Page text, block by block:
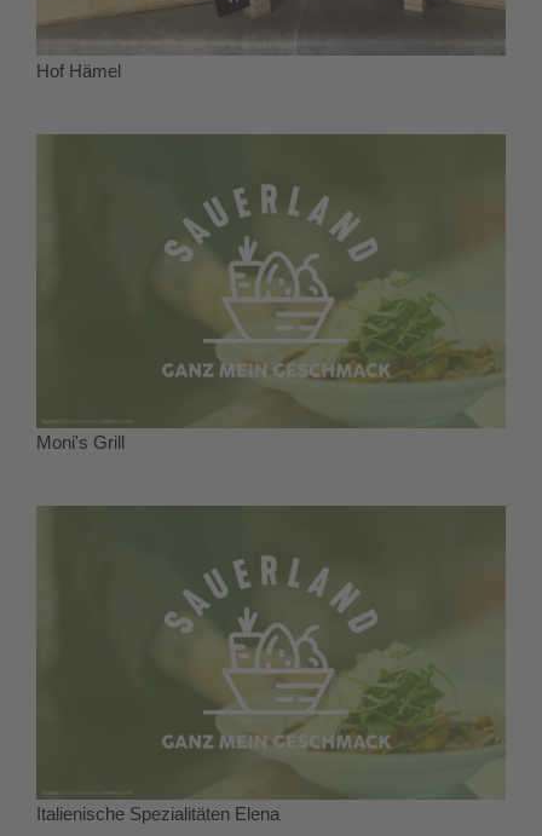
Hof Hämel
Moni's Grill
Italienische Spezialitäten Elena